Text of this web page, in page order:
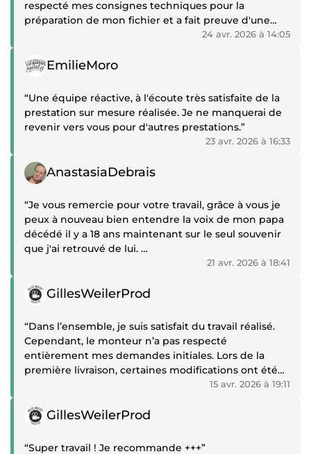
respecté mes consignes techniques pour la
préparation de mon fichier et a fait preuve d'une
grande réactivité pour les ajustements demandés.
numérisation en broderie. Je recommande
24 avr. 2026 à 14:05
Témoignage positif
EmilieMoro
“Une équipe réactive, à l'écoute très satisfaite de la
prestation sur mesure réalisée. Je ne manquerai de
revenir vers vous pour d'autres prestations.”
23 avr. 2026 à 16:33
Témoignage positif
AnastasiaDebrais
“Je vous remercie pour votre travail, grâce à vous je
peux à nouveau bien entendre la voix de mon papa
décédé il y a 18 ans maintenant sur le seul souvenir
que j'ai retrouvé de lui.
21 avr. 2026 à 18:41
Témoignage positif
GillesWeilerProd
“Dans l’ensemble, je suis satisfait du travail réalisé.
Cependant, le monteur n’a pas respecté
entièrement mes demandes initiales. Lors de la
première livraison, certaines modifications ont été
refusées dans un premier temps, puis finalement
Malheureusement, la deuxième version ne
correspondait toujours pas à mes attentes, car
plusieurs éléments problématiques n’avaient pas
15 avr. 2026 à 19:11
Témoignage positif
GillesWeilerProd
“Super travail ! Je recommande +++”